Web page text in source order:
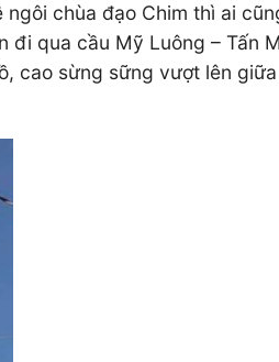
chùa đạo Chim thì ai
qua cầu Mỹ Luông – Tấn
cao sừng sững vượt lên